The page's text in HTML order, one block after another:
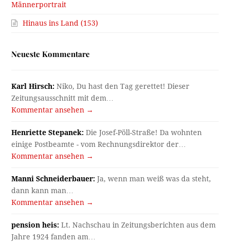
Männerportrait
Hinaus ins Land (153)
Neueste Kommentare
Karl Hirsch: Niko, Du hast den Tag gerettet! Dieser
Zeitungsausschnitt mit dem…
Kommentar ansehen →
Henriette Stepanek: Die Josef-Pöll-Straße! Da wohnten
einige Postbeamte - vom Rechnungsdirektor der…
Kommentar ansehen →
Manni Schneiderbauer: Ja, wenn man weiß was da steht,
dann kann man…
Kommentar ansehen →
pension heis: Lt. Nachschau in Zeitungsberichten aus dem
Jahre 1924 fanden am…